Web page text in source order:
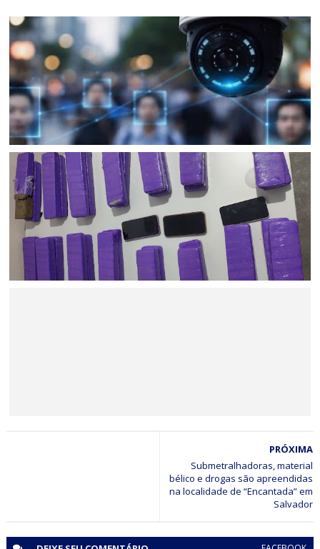
BAHIA
Procurado da justiça é identificado e preso após ser
identificado pelo sistema de reconhecimento facial em
ação do CICOM Sr. do Bonfim e PM em Capim Grosso
Minério extraído de Jaguarari coloca o município entre os
principais exportadores da Bahia em 2026
PRÓXIMA
Submetralhadoras, material
bélico e drogas são apreendidas
na localidade de “Encantada” em
Salvador